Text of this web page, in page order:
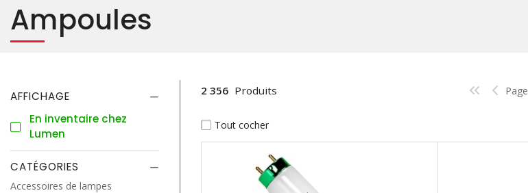
Ampoules
AFFICHAGE
En inventaire chez
Lumen
CATÉGORIES
Accessoires de lampes
2 356 Produits Page
Tout cocher